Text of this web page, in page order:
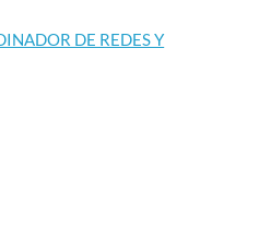
DE REDES Y